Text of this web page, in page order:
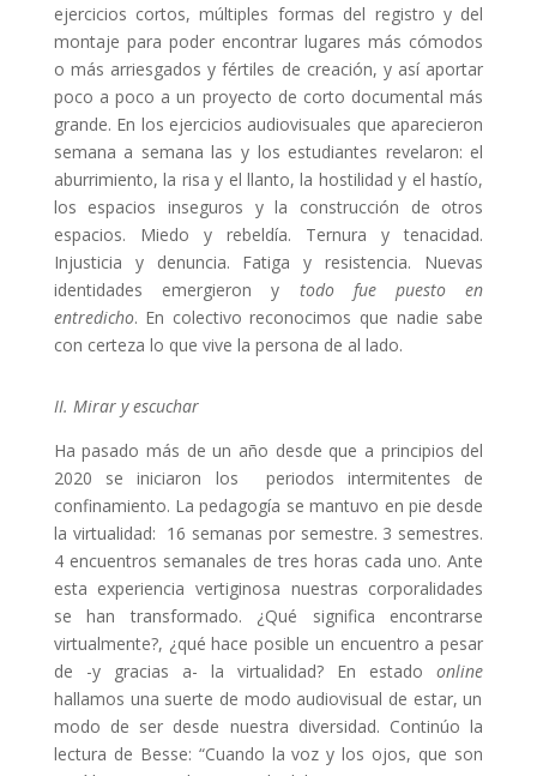
ejercicios cortos, múltiples formas del registro y del
montaje para poder encontrar lugares más cómodos
o más arriesgados y fértiles de creación, y así aportar
poco a poco a un proyecto de corto documental más
grande. En los ejercicios audiovisuales que aparecieron
semana a semana las y los estudiantes revelaron: el
aburrimiento, la risa y el llanto, la hostilidad y el hastío,
los espacios inseguros y la construcción de otros
espacios. Miedo y rebeldía. Ternura y tenacidad.
Injusticia y denuncia. Fatiga y resistencia. Nuevas
identidades emergieron y todo fue puesto en
entredicho. En colectivo reconocimos que nadie sabe
con certeza lo que vive la persona de al lado.
II. Mirar y escuchar
Ha pasado más de un año desde que a principios del
2020 se iniciaron los periodos intermitentes de
confinamiento. La pedagogía se mantuvo en pie desde
la virtualidad: 16 semanas por semestre. 3 semestres.
4 encuentros semanales de tres horas cada uno. Ante
esta experiencia vertiginosa nuestras corporalidades
se han transformado. ¿Qué significa encontrarse
virtualmente?, ¿qué hace posible un encuentro a pesar
de -y gracias a- la virtualidad? En estadoonline
hallamos una suerte de modo audiovisual de estar, un
modo de ser desde nuestra diversidad. Continúo la
lectura de Besse: “Cuando la voz y los ojos, que son